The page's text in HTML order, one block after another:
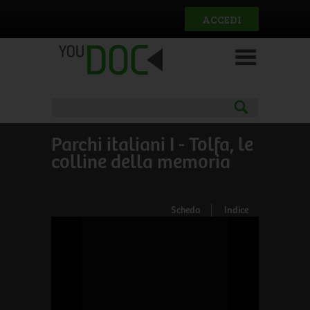
ACCEDI
Parchi italiani I - Tolfa, le
colline della memoria
Scheda Indice